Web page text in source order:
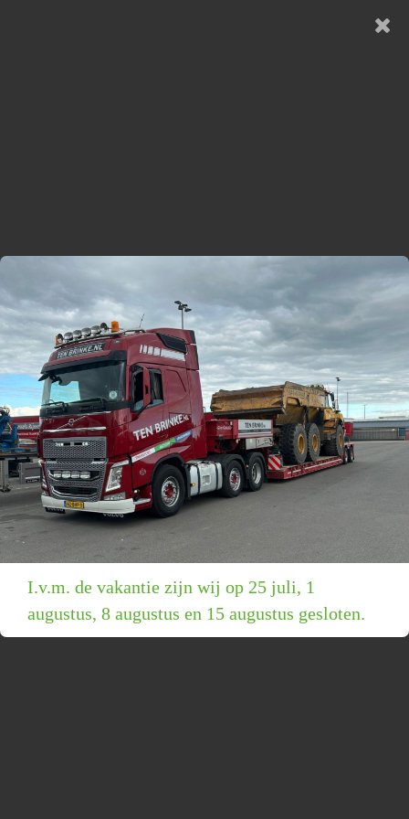
I.v.m. de vakantie zijn wij op 25 juli, 1
augustus, 8 augustus en 15 augustus gesloten.